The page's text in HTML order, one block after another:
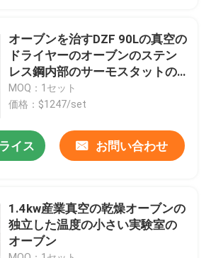
したオーブン
ブン
オーブンを治すDZF 90Lの真空の
ドライヤーのオーブンのステン
レス鋼内部のサーモスタットの
Benchtop
MOQ：1セット
価格：$1247/set
イス お問い合わせ
1.4kw産業真空の乾燥オーブンの
独立した温度の小さい実験室の
オーブン